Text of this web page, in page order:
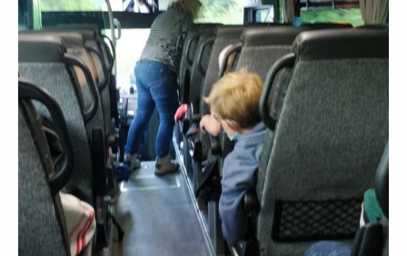
Voici quelques photos de notre sortie aux Tourbières le 3 juin 2021, les
CE1A.
Ecole La Salle St François
24 juin 2021
Non classé
/
Quoi de neuf à l’école St François
d'Albertville ?